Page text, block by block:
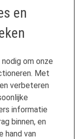
en
om onze
Met
verbeteren
informatie
binnen, en
hand van